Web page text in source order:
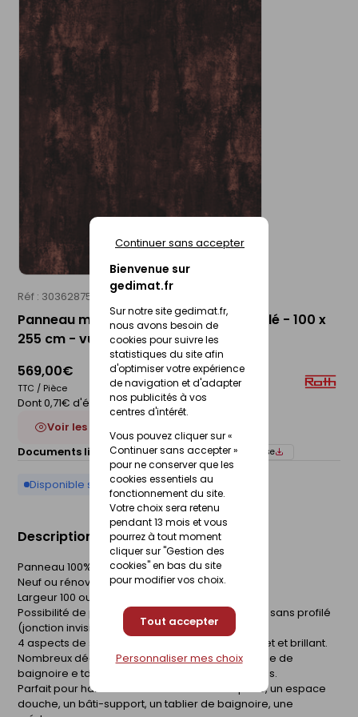
Bienvenue sur
gedimat.fr
Sur notre site gedimat.fr,
nous avons besoin de
cookies pour suivre les
statistiques du site afin
d'optimiser votre expérience
de navigation et d'adapter
nos publicités à vos
centres d'intérêt.
Vous pouvez cliquer sur «
Continuer sans accepter »
pour ne conserver que les
cookies essentiels au
fonctionnement du site.
Votre choix sera retenu
pendant 13 mois et vous
pourrez à tout moment
cliquer sur "Gestion des
cookies" en bas du site
pour modifier vos choix.
Tout accepter
Continuer sans accepter
Personnaliser mes choix
Réf : 30362875 ROTH
Panneau mural VIPANEL décor mat perlé - 100 x
255 cm - vulcain rusty
569,00€
TTC / Pièce
Dont 0,71€ d'éco-participation
Voir les 21 déclinaisons
Documents liés :
Fiche technique Notice de pose
Disponible sur commande
Description du produit
Panneau 100% étanche.
Neuf ou rénovation.
Largeur 100 ou 150 cm, hauteur 210 ou 255 cm.
Possibilité de pose avec profilés ou bord à bord sans profilé
(jonction invisible).
4 aspects de surface : Mat perlé, Structuré, Velvet et brillant.
Nombreux décors disponibles. Existe en habillage de
baignoire e tde bâti-support pour WC suspendus.
Parfait pour habiller une salle de bain complète, un espace
douche, un bâti-support, un tablier de baignoire, une